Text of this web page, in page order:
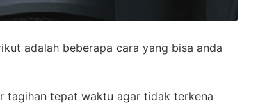
adalah beberapa cara yang bisa anda
tagihan tepat waktu agar tidak terkena